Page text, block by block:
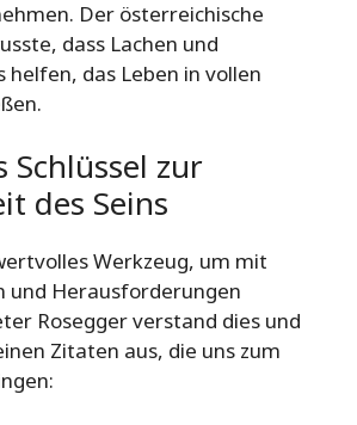
Der österreichische
dass Lachen und
helfen, das Leben in vollen
Schlüssel zur
des Seins
Werkzeug, um mit
und Herausforderungen
Rosegger verstand dies und
Zitaten aus, die uns zum